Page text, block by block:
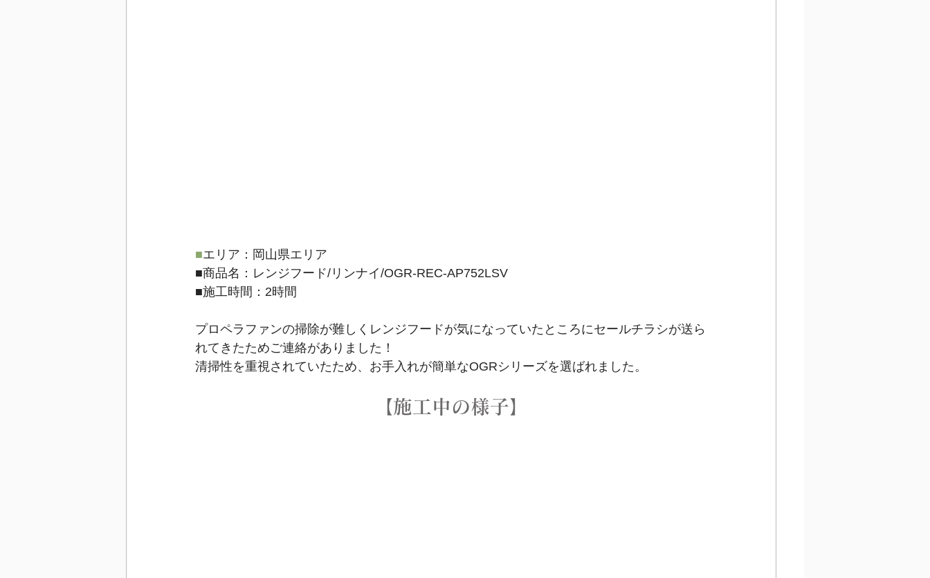
■エリア：岡山県エリア
■商品名：レンジフード/リンナイ/OGR-REC-AP752LSV
■施工時間：2時間
プロペラファンの掃除が難しくレンジフードが気になっていたところにセールチラシが送ら
れてきたためご連絡がありました！
清掃性を重視されていたため、お手入れが簡単なOGRシリーズを選ばれました。
【施工中の様子】